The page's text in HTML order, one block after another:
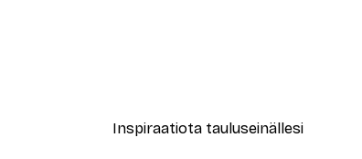
Inspiraatiota tauluseinällesi